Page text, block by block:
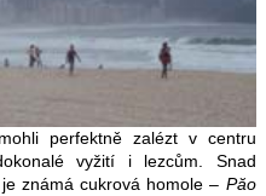
perfektně zalézt v centru
vyžití i lezcům. Snad
známá cukrová homole – Păo